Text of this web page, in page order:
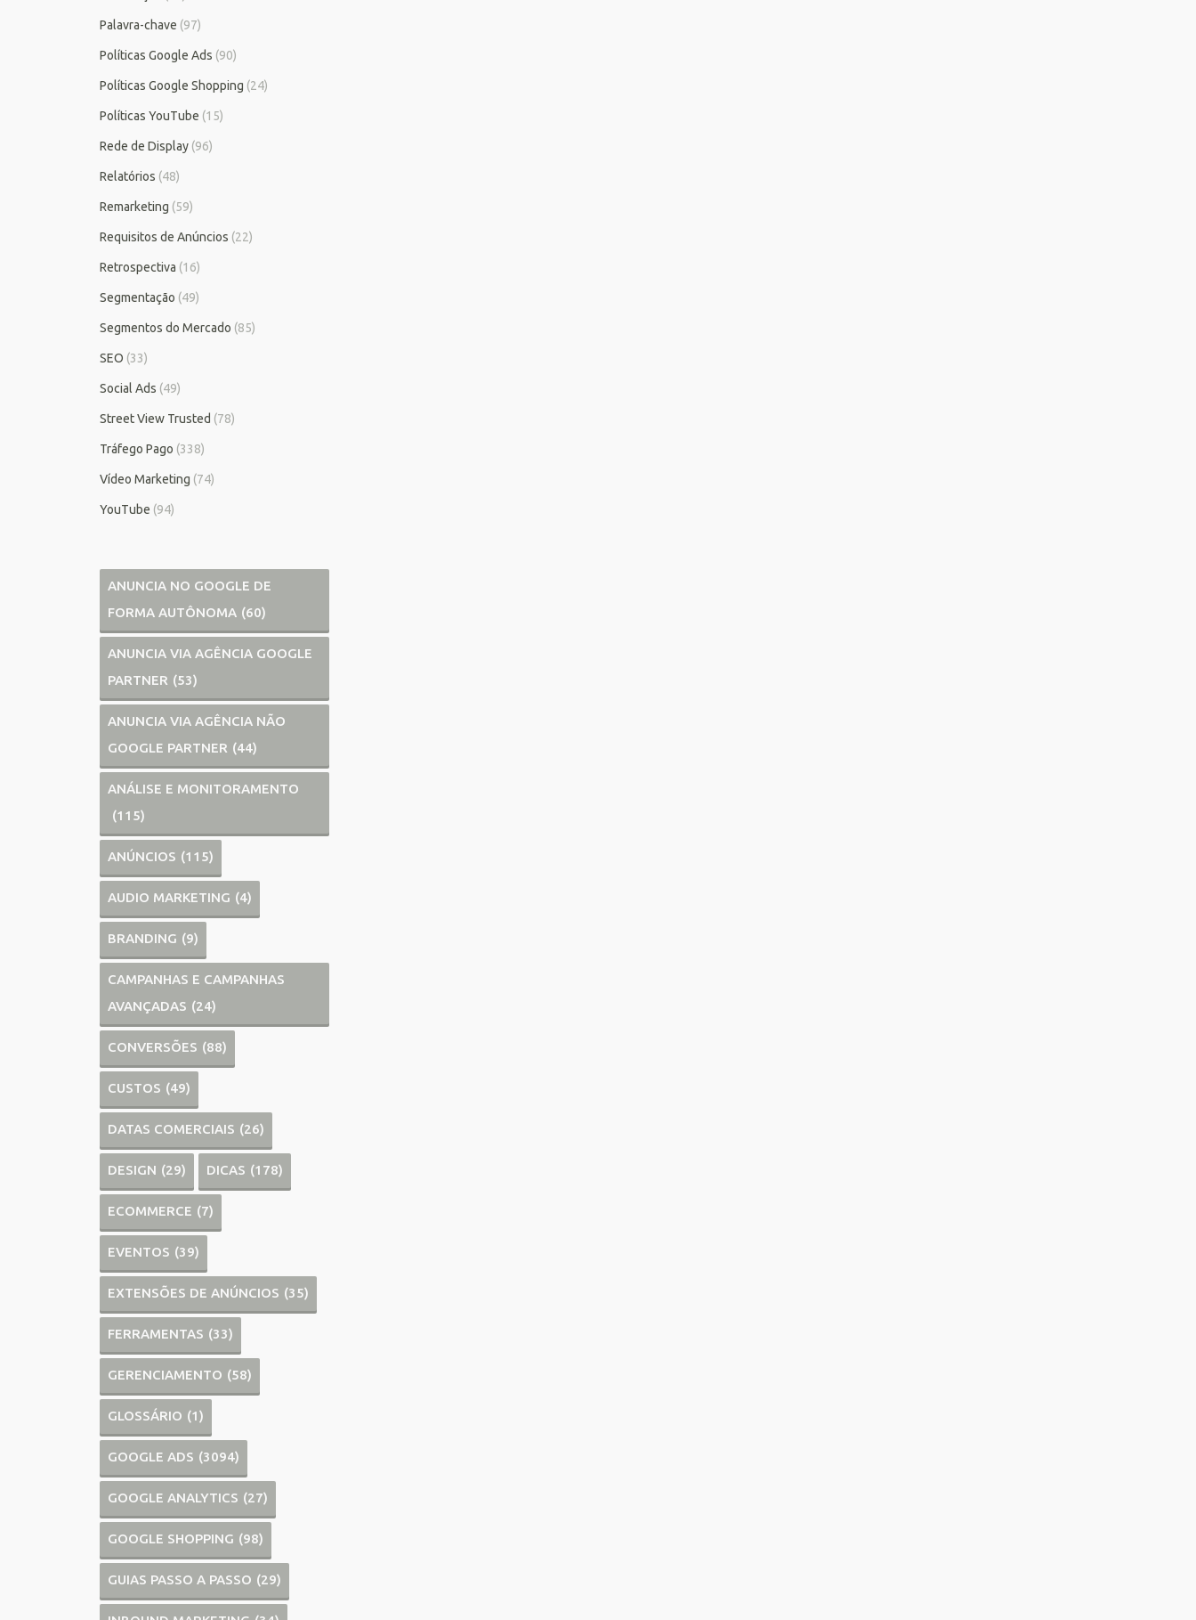
Palavra-chave (97)
Políticas Google Ads (90)
Políticas Google Shopping (24)
Políticas YouTube (15)
Rede de Display (96)
Relatórios (48)
Remarketing (59)
Requisitos de Anúncios (22)
Retrospectiva (16)
Segmentação (49)
Segmentos do Mercado (85)
SEO (33)
Social Ads (49)
Street View Trusted (78)
Tráfego Pago (338)
Vídeo Marketing (74)
YouTube (94)
ANUNCIA NO GOOGLE DE
FORMA AUTÔNOMA (60)
ANUNCIA VIA AGÊNCIA GOOGLE
PARTNER (53)
ANUNCIA VIA AGÊNCIA NÃO
GOOGLE PARTNER (44)
ANÁLISE E MONITORAMENTO
(115)
ANÚNCIOS (115)
AUDIO MARKETING (4)
BRANDING (9)
CAMPANHAS E CAMPANHAS
AVANÇADAS (24)
CONVERSÕES (88)
CUSTOS (49)
DATAS COMERCIAIS (26)
DESIGN (29) DICAS (178)
ECOMMERCE (7)
EVENTOS (39)
EXTENSÕES DE ANÚNCIOS (35)
FERRAMENTAS (33)
GERENCIAMENTO (58)
GLOSSÁRIO (1)
GOOGLE ADS (3094)
GOOGLE ANALYTICS (27)
GOOGLE SHOPPING (98)
GUIAS PASSO A PASSO (29)